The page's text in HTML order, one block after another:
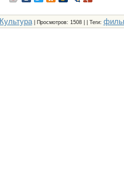
Культура| Просмотров: 1508 | | Теги: